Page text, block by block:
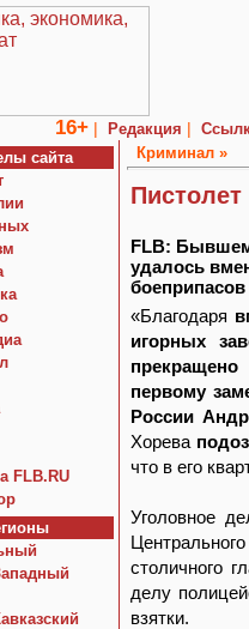
16+ | Редакция |
сайта
FLB.RU
Криминал »
FLB:
удалось
боеприпасов
«Благодаря
игорных
первому
России
Хорева
что в его
Уголовное
столичного
делу
взятки.